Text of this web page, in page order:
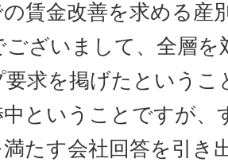
賃金改善を求める産
ございまして、全層を
要求を掲げたというこ
中ということですが、
たす会社回答を引き